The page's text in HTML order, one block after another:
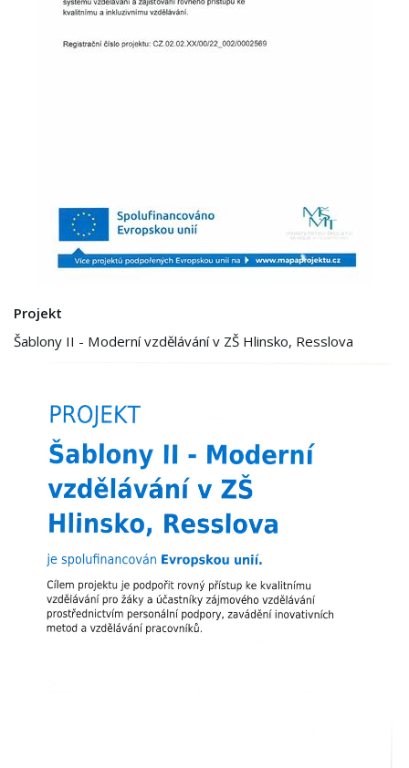
Projekt
Šablony II - Moderní vzdělávání v ZŠ Hlinsko, Resslova